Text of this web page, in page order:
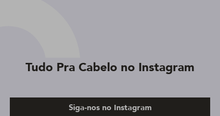
Tudo Pra Cabelo no Instagram
Siga-nos no Instagram